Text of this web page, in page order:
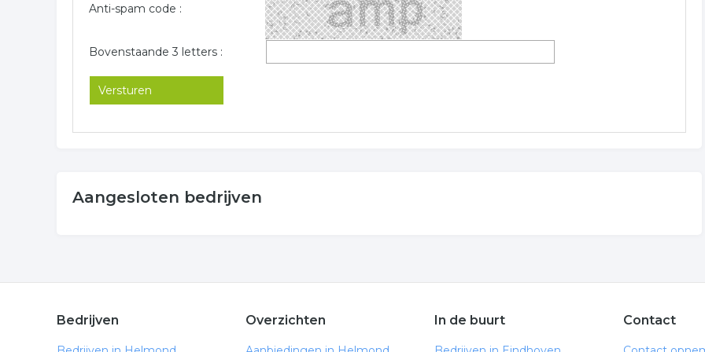
Anti-spam code :
Bovenstaande 3 letters :
Aangesloten bedrijven
Bedrijven Overzichten In de buurt Contact